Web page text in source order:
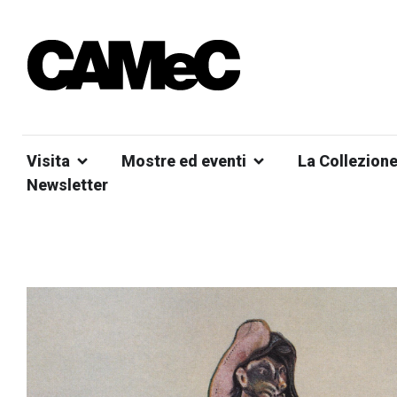
Visita Mostre ed eventi
La Collezione
Newsletter